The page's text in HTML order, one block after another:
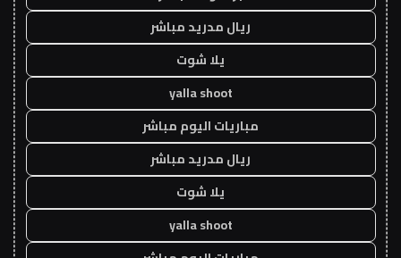
ريال مدريد مباشر
يلا شوت
yalla shoot
مباريات اليوم مباشر
ريال مدريد مباشر
يلا شوت
yalla shoot